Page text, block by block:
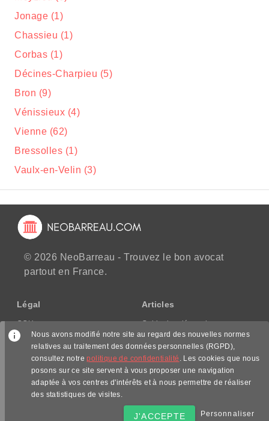
Jonage (1)
Chassieu (1)
Corbas (1)
Décines-Charpieu (5)
Bron (9)
Vénissieux (4)
Vienne (62)
Bressolles (1)
Vaulx-en-Velin (3)
© 2026 NeoBarreau - Trouvez le bon avocat
partout en France.
Légal
CGU
CGV/CPPS
Politique de confidentialité
Articles
Guide des démarches
Nous suivre
Nous avons modifié notre site au regard des nouvelles normes
relatives au traitement des données personnelles (RGPD),
consultez notrepolitique de confidentialité . Les cookies que nous
posons sur ce site servent à vous proposer une navigation
adaptée à vos centres d'intérêts et à nous permettre de réaliser
des statistiques de visites.
J'ACCEPTE Personnaliser